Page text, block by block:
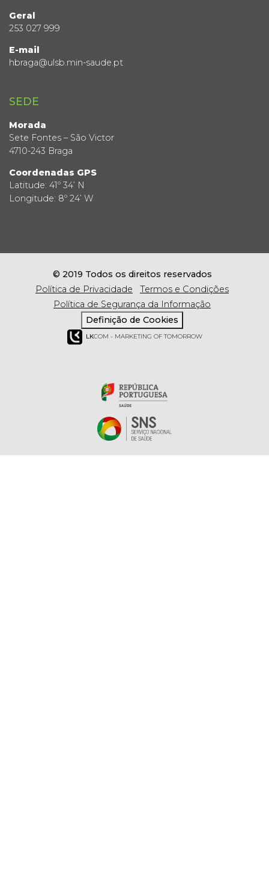
Geral
253 027 999
E-mail
hbraga@ulsb.min-saude.pt
SEDE
Morada
Sete Fontes – São Victor
4710-243 Braga
Coordenadas GPS
Latitude: 41º 34’ N
Longitude: 8º 24’ W
© 2019 Todos os direitos reservados
Política de Privacidade
Termos e Condições
Política de Segurança da Informação
Definição de Cookies
LKCOM - MARKETING OF TOMORROW